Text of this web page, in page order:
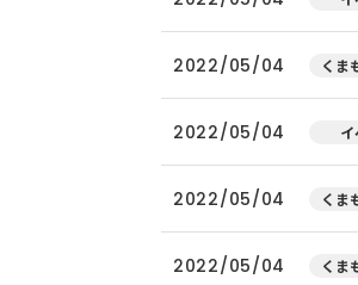
2022/05/04 くま
2022/05/04
2022/05/04 くま
2022/05/04 くま